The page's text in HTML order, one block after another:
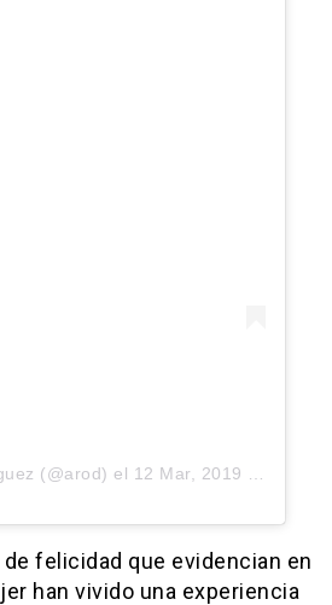
(@arod) el 12 Mar, 2019 a las 9:16 PDT
felicidad que evidencian en
han vivido una experiencia